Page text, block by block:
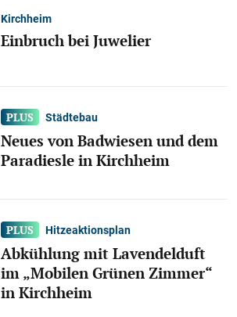
Kirchheim
Einbruch bei Juwelier
Städtebau
Neues von Badwiesen und dem
Paradiesle in Kirchheim
Hitzeaktionsplan
Abkühlung mit Lavendelduft
im „Mobilen Grünen Zimmer“
in Kirchheim